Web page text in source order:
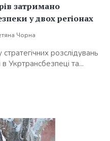
затримано
у двох регіонах
Чорна
розслідувань
в Укртрансбезпеці та...